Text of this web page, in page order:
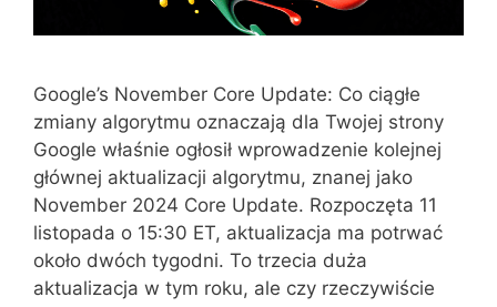
Google’s November Core Update: Co ciągłe
zmiany algorytmu oznaczają dla Twojej strony
Google właśnie ogłosił wprowadzenie kolejnej
głównej aktualizacji algorytmu, znanej jako
November 2024 Core Update. Rozpoczęta 11
listopada o 15:30 ET, aktualizacja ma potrwać
około dwóch tygodni. To trzecia duża
aktualizacja w tym roku, ale czy rzeczywiście